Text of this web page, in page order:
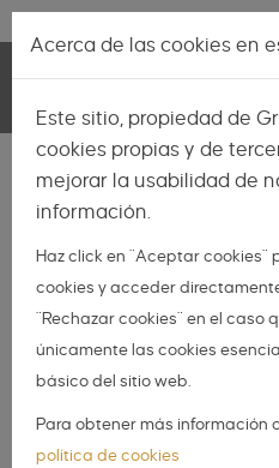
Pasar al contenido principal
navigation
ORGANIZA
DIARIO DE
Diario de
Acerca de las cookies en
Este sitio, propiedad de
cookies propias y de
mejorar la usabilidad de
información.
Haz click en "Aceptar
cookies y acceder
"Rechazar cookies" en el caso
únicamente las cookies
básico del sitio web.
Para obtener más información
política de cookies